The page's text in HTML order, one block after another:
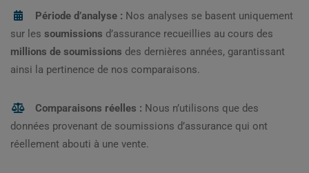
Période d’analyse : Nos analyses se basent uniquement
sur les soumissions d’assurance recueillies au cours des
millions de soumissions des dernières années, garantissant
ainsi la pertinence de nos comparaisons.
Comparaisons réelles : Nous n’utilisons que des
données provenant de soumissions d’assurance qui ont
réellement abouti à une vente.